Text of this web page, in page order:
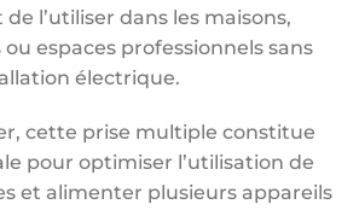
l’utiliser dans les maisons,
espaces professionnels sans
électrique.
cette prise multiple constitue
pour optimiser l’utilisation de
et alimenter plusieurs appareils